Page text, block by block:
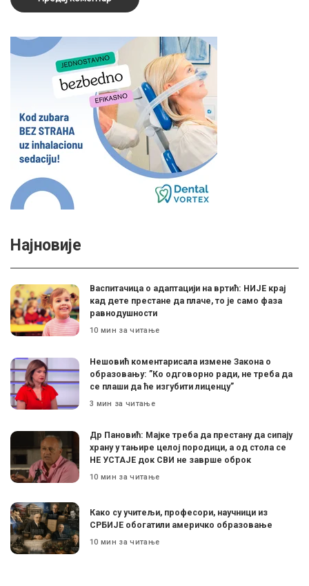
Најновије
Васпитачица о адаптацији на вртић: НИЈЕ крај
кад дете престане да плаче, то је само фаза
равнодушности
10 мин за читање
Нешовић коментарисала измене Закона о
образовању: ”Ко одговорно ради, не треба да
се плаши да ће изгубити лиценцу”
3 мин за читање
Др Пановић: Мајке треба да престану да сипају
храну у тањире целој породици, а од стола се
НЕ УСТАЈЕ док СВИ не заврше оброк
10 мин за читање
Како су учитељи, професори, научници из
СРБИЈЕ обогатили америчко образовање
10 мин за читање